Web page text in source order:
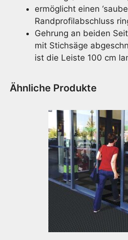
ermöglicht einen
Randprofilabschluss
Gehrung an beiden
mit Stichsäge
ist die Leiste 100 cm
Ähnliche Produkte